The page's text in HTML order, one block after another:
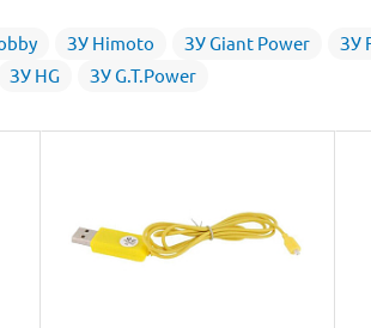
ЗУ Himoto ЗУ Giant Power ЗУ
ЗУ HG ЗУ G.T.Power